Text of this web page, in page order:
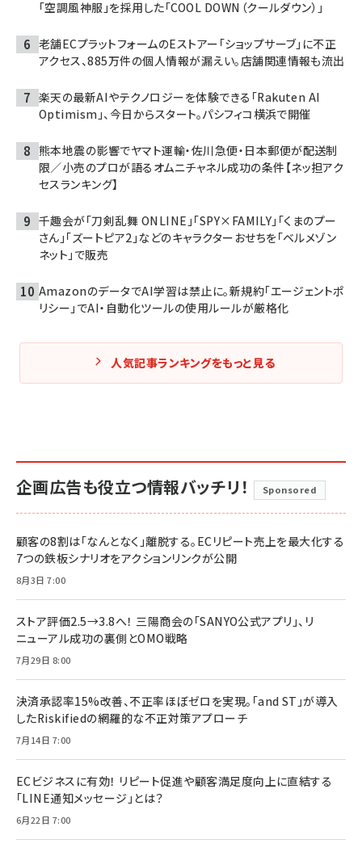
「空調風神服」を採用した「COOL DOWN（クールダウン）」
老舗ECプラットフォームのEストアー「ショップサーブ」に不正
アクセス、885万件の個人情報が漏えい。店舗関連情報も流出
楽天の最新AIやテクノロジーを体験できる「Rakuten AI
Optimism」、今日からスタート。パシフィコ横浜で開催
熊本地震の影響でヤマト運輸・佐川急便・日本郵便が配送制
限／小売のプロが語るオムニチャネル成功の条件【ネッ担アク
セスランキング】
千趣会が「刀剣乱舞 ONLINE」「SPY×FAMILY」「くまのプー
さん」「ズートピア2」などのキャラクターおせちを「ベルメゾン
ネット」で販売
AmazonのデータでAI学習は禁止に。新規約「エージェントポ
リシー」でAI・自動化ツールの使用ルールが厳格化
人気記事ランキングをもっと見る
企画広告も役立つ情報バッチリ！ Sponsored
顧客の8割は「なんとなく」離脱する。ECリピート売上を最大化する
7つの鉄板シナリオをアクションリンクが公開
8月3日 7:00
ストア評価2.5→3.8へ！ 三陽商会の「SANYO公式アプリ」、リ
ニューアル成功の裏側とOMO戦略
7月29日 8:00
決済承認率15%改善、不正率ほぼゼロを実現。「and ST」が導入
したRiskifiedの網羅的な不正対策アプローチ
7月14日 7:00
ECビジネスに有効！ リピート促進や顧客満足度向上に直結する
「LINE通知メッセージ」とは？
6月22日 7:00